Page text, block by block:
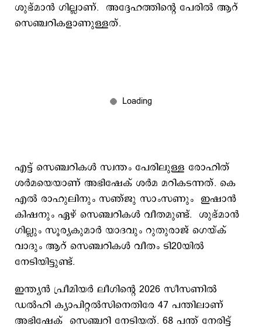
ശുഭ്മാൻ ഗില്ലാണ്. അദ്ദേഹത്തിന്‍റെ പേരിൽ ആറ്
സെഞ്ചറികളാണുള്ളത്.
എട്ട് സെഞ്ചറികള്‍ സ്വന്തം പേരിലുള്ള രോഹിത്
ശർമയെയാണ് അഭിഷേക് ശർമ മറികടന്നത്. കെ
എൽ രാഹുലിനും സഞ്ജു സാംസണും ഇഷാൻ
കിഷനും ഏഴ് സെഞ്ചറികൾ വീതമുണ്ട്. ശുഭ്മാൻ
ഗില്ലും സൂര്യകുമാർ യാദവും റുതുരാജ് ഗെയ്ക്
വാദും ആറ് സെഞ്ചറികൾ വീതം ടി20യിൽ
നേടിയിട്ടുണ്ട്.
ഇന്ത്യൻ പ്രീമിയർ ലീഗിന്റെ 2026 സീസണിൽ
ഡൽഹി ക്യാപിറ്റൽസിനെതിരേ 47 പന്തിലാണ്
അഭിഷേക് സെഞ്ചറി നേടിയത്. 68 പന്ത് നേരിട്ട്